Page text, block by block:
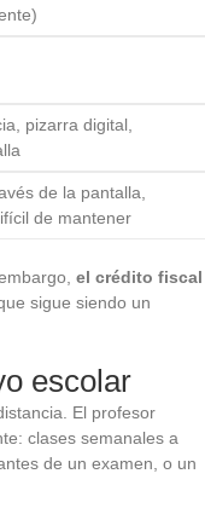
pizarra digital,
de la pantalla,
de mantener
el crédito fiscal
que sigue siendo un
escolar
El profesor
clases semanales a
de un examen, o un